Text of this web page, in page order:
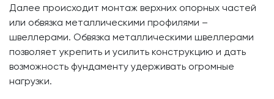
Далее происходит монтаж верхних опорных частей
или обвязка металлическими профилями –
швеллерами. Обвязка металлическими швеллерами
позволяет укрепить и усилить конструкцию и дать
возможность фундаменту удерживать огромные
нагрузки.